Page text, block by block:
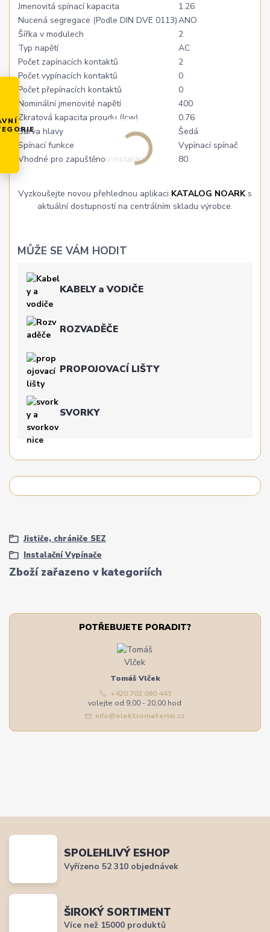
Jmenovitá spínací kapacita
1.26
Nucená segregace (Podle DIN DVE 0113)ANO
Šířka v modulech
2
Typ napětí
AC
Počet zapínacích kontaktů
2
Počet vypínacích kontaktů
0
Počet přepínacích kontaktů
0
Nominální jmenovité napětí
400
Zkratová kapacita proudu (Icw)
0.76
Barva hlavy
Šedá
Spínací funkce
Vypínací spínač
Vhodné pro zapuštěnou instalaci
80
Vyzkoušejte novou přehlednou aplikaci KATALOG NOARKs
aktuální dostupností na centrálním skladu výrobce.
MŮŽE SE VÁM HODIT
KABELY a VODIČE
ROZVADĚČE
PROPOJOVACÍ LIŠTY
SVORKY
Zboží zařazeno v kategoriích
Jističe, chrániče SEZ
Instalační Vypínače
POTŘEBUJETE PORADIT?
Tomáš Vlček
+420 702 090 443
volejte od 9,00 - 20,00 hod
info@elektromaterial.cz
SPOLEHLIVÝ ESHOP
Vyřízeno 52 310 objednávek
ŠIROKÝ SORTIMENT
Více než 15000 produktů